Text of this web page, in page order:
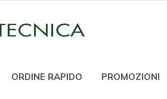
ORDINE RAPIDO PROMOZIONI